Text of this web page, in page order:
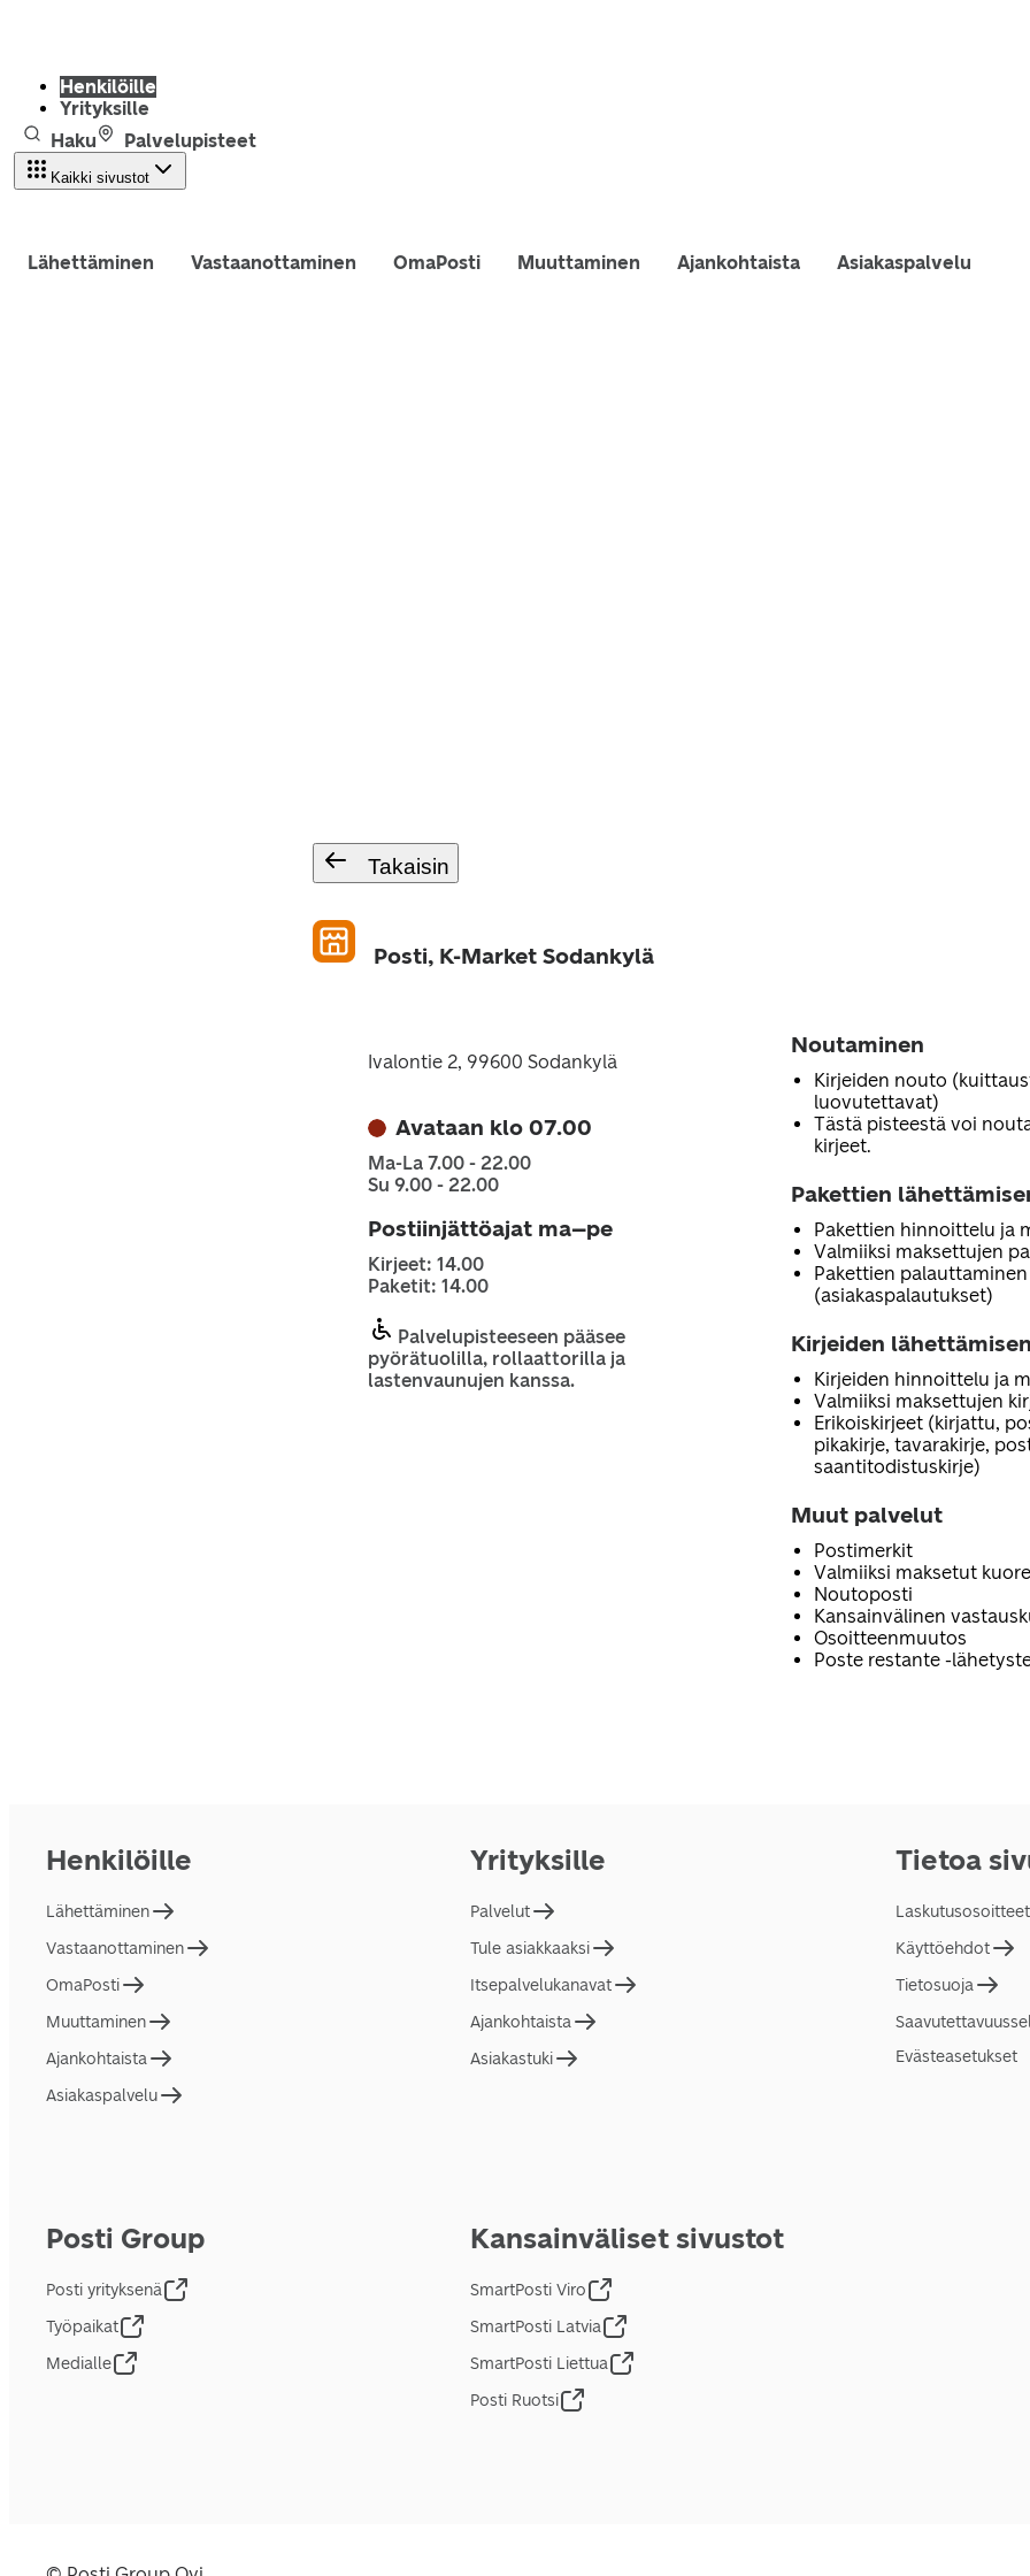
Henkilöille
Yrityksille
Haku
Palvelupisteet
Kaikki sivustot
Lähettäminen Vastaanottaminen OmaPosti Muuttaminen Ajankohtaista Asiakaspalvelu
Takaisin
Posti, K-Market Sodankylä
Ivalontie 2, 99600 Sodankylä
Avataan klo 07.00
Ma-La 7.00 - 22.00
Su 9.00 - 22.00
Postiinjättöajat ma–pe
Kirjeet: 14.00
Paketit: 14.00
Palvelupisteeseen pääsee
pyörätuolilla, rollaattorilla ja
lastenvaunujen kanssa.
Noutaminen
Kirjeiden nouto
luovutettavat)
Tästä pisteestä voi
kirjeet.
Pakettien
Pakettien hinnoittelu ja
Valmiiksi maksettujen
Pakettien palauttaminen
(asiakaspalautukset)
Kirjeiden
Kirjeiden hinnoittelu ja
Valmiiksi maksettujen
Erikoiskirjeet (kirjattu,
pikakirje, tavarakirje,
saantitodistuskirje)
Muut palvelut
Postimerkit
Valmiiksi maksetut
Noutoposti
Kansainvälinen
Osoitteenmuutos
Poste restante -
Henkilöille
Lähettäminen
Vastaanottaminen
OmaPosti
Muuttaminen
Ajankohtaista
Asiakaspalvelu
Yrityksille
Palvelut
Tule asiakkaaksi
Itsepalvelukanavat
Ajankohtaista
Asiakastuki
Tietoa
Laskutusosoitteet
Käyttöehdot
Tietosuoja
Evästeasetukset
Posti Group
Posti yrityksenä
Työpaikat
Medialle
Kansainväliset sivustot
SmartPosti Viro
SmartPosti Latvia
SmartPosti Liettua
Posti Ruotsi